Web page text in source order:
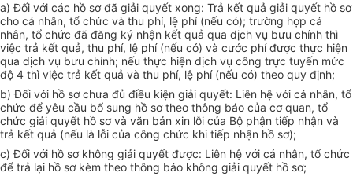
a) Đối với các hồ sơ đã giải quyết xong: Trả kết quả giải quyết hồ sơ
cho cá nhân, tổ chức và thu phí, lệ phí (nếu có); trường hợp cá
nhân, tổ chức đã đăng ký nhận kết quả qua dịch vụ bưu chính thì
việc trả kết quả, thu phí, lệ phí (nếu có) và cước phí được thực hiện
qua dịch vụ bưu chính; nếu thực hiện dịch vụ công trực tuyến mức
độ 4 thì việc trả kết quả và thu phí, lệ phí (nếu có) theo quy định;
b) Đối với hồ sơ chưa đủ điều kiện giải quyết: Liên hệ với cá nhân, tổ
chức để yêu cầu bổ sung hồ sơ theo thông báo của cơ quan, tổ
chức giải quyết hồ sơ và văn bản xin lỗi của Bộ phận tiếp nhận và
trả kết quả (nếu là lỗi của công chức khi tiếp nhận hồ sơ);
c) Đối với hồ sơ không giải quyết được: Liên hệ với cá nhân, tổ chức
để trả lại hồ sơ kèm theo thông báo không giải quyết hồ sơ;